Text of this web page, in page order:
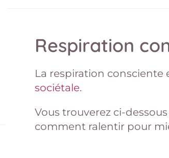
Respiration
La respiration consciente
sociétale.
Vous trouverez ci-
comment ralentir pour